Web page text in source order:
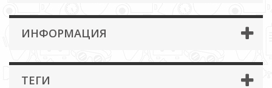
ИНФОРМАЦИЯ
ТЕГИ